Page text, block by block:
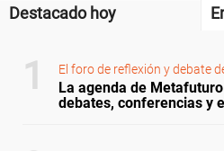
Libros recomendados
Destacado hoy
El foro de reflexión y debate
La agenda de
debates, conferencias y